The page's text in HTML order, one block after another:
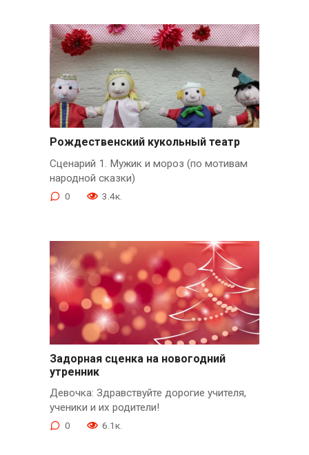
Рождественский кукольный театр
Сценарий 1. Мужик и мороз (по мотивам
народной сказки)
0 3.4к.
Задорная сценка на новогодний
утренник
Девочка: Здравствуйте дорогие учителя,
ученики и их родители!
0 6.1к.